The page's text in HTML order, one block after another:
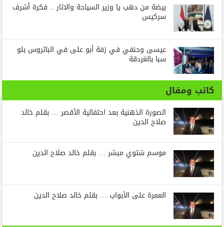
بيضة من دهب يا وزير السياحة والاثار .. فكرة أشرف
سركيس
عيسى وحنفي في زفة أبو على في الباتروس بلو
سبا بالغردقة
كاتب ومقال
الصورة الذهنية بعد احتفالية الأقصر … بقلم خالد
صلاح الدين
موسم شتوي مبشر … بقلم خالد صلاح الدين
العمرة على الأبواب … بقلم خالد صلاح الدين